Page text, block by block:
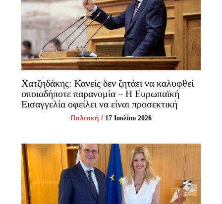
Χατζηδάκης: Κανείς δεν ζητάει να καλυφθεί
οποιαδήποτε παρανομία – Η Ευρωπαϊκή
Εισαγγελία οφείλει να είναι προσεκτική
Πολιτική / 17 Ιουλίου 2026